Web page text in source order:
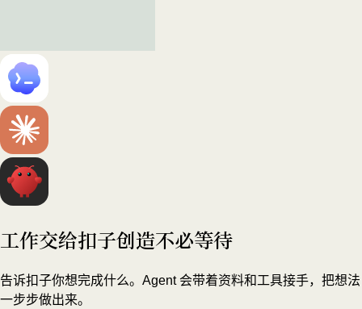
工作交给扣子创造不必等待
告诉扣子你想完成什么。Agent 会带着资料和工具接手，把想法
一步步做出来。